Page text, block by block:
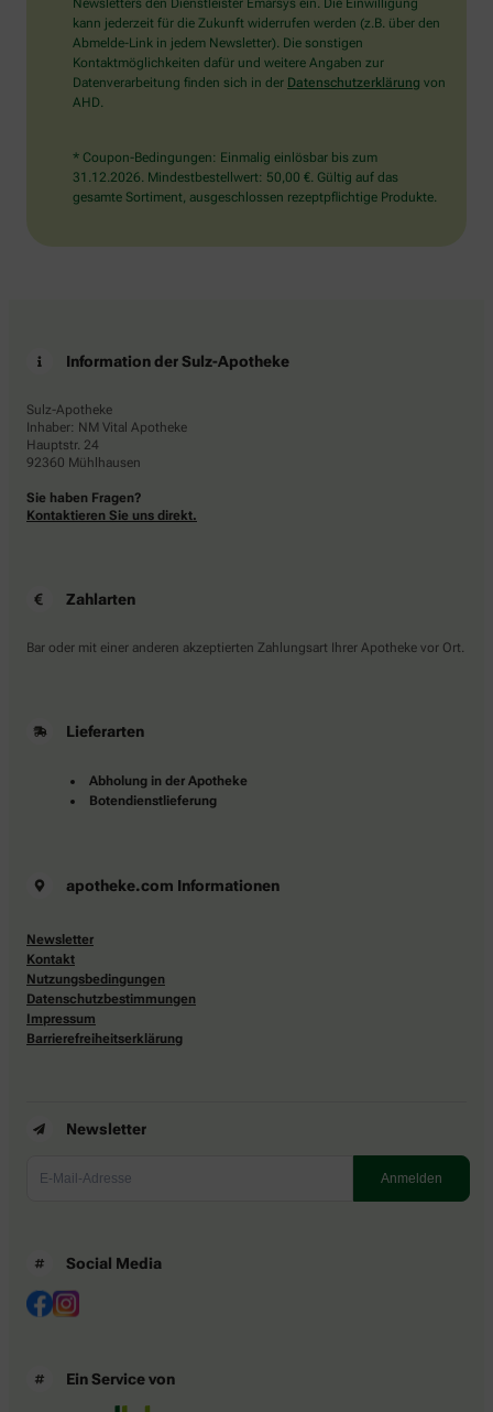
Schlüssel.
Newsletters den Dienstleister Emarsys ein. Die Einwilligung
kann jederzeit für die Zukunft widerrufen werden (z.B. über den
Abmelde-Link in jedem Newsletter). Die sonstigen
Kontaktmöglichkeiten dafür und weitere Angaben zur
Datenverarbeitung finden sich in der Datenschutzerklärung von
AHD.
* Coupon-Bedingungen: Einmalig einlösbar bis zum
31.12.2026. Mindestbestellwert: 50,00 €. Gültig auf das
gesamte Sortiment, ausgeschlossen rezeptpflichtige Produkte.
Information der Sulz-Apotheke
Sulz-Apotheke
Inhaber: NM Vital Apotheke
Hauptstr. 24
92360 Mühlhausen
Sie haben Fragen?
Kontaktieren Sie uns direkt.
Zahlarten
Bar oder mit einer anderen akzeptierten Zahlungsart Ihrer Apotheke vor Ort.
Lieferarten
Abholung in der Apotheke
Botendienstlieferung
apotheke.com Informationen
Newsletter
Kontakt
Nutzungsbedingungen
Datenschutzbestimmungen
Impressum
Barrierefreiheitserklärung
Newsletter
Social Media
Ein Service von